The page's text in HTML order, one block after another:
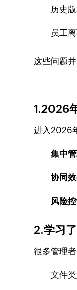
历史
员工
这些问题
1.2026
进入2026
集中管
协同
风险
2.学习
很多管理
文件